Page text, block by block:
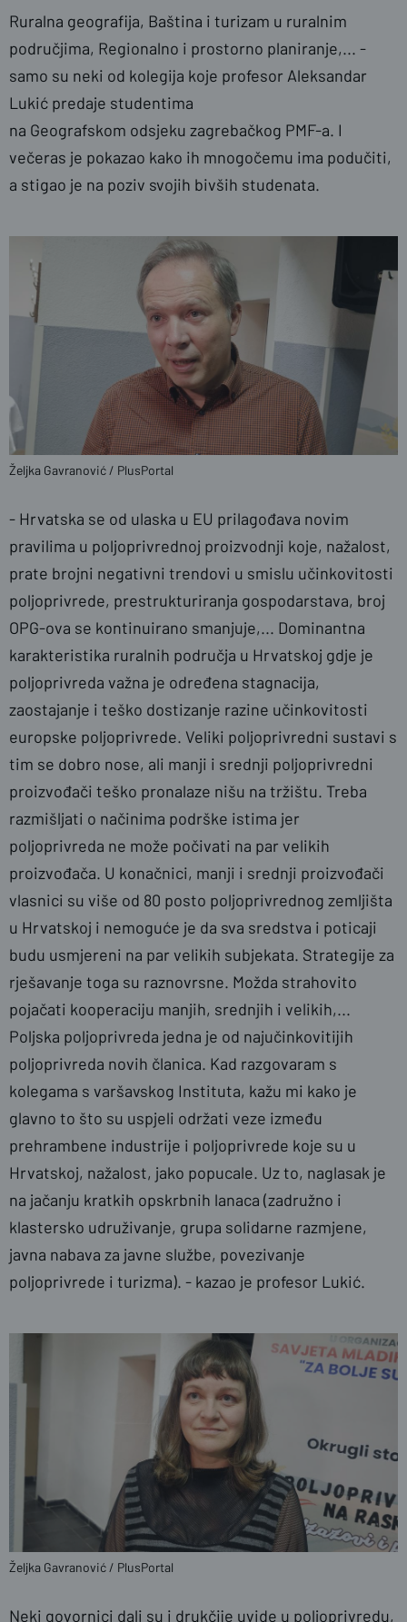
Ruralna geografija, Baština i turizam u ruralnim
područjima, Regionalno i prostorno planiranje,... -
samo su neki od kolegija koje profesor Aleksandar
Lukić predaje studentima
na Geografskom odsjeku zagrebačkog PMF-a. I
večeras je pokazao kako ih mnogočemu ima podučiti,
a stigao je na poziv svojih bivših studenata.
Željka Gavranović / PlusPortal
- Hrvatska se od ulaska u EU prilagođava novim
pravilima u poljoprivrednoj proizvodnji koje, nažalost,
prate brojni negativni trendovi u smislu učinkovitosti
poljoprivrede, prestrukturiranja gospodarstava, broj
OPG-ova se kontinuirano smanjuje,... Dominantna
karakteristika ruralnih područja u Hrvatskoj gdje je
poljoprivreda važna je određena stagnacija,
zaostajanje i teško dostizanje razine učinkovitosti
europske poljoprivrede. Veliki poljoprivredni sustavi s
tim se dobro nose, ali manji i srednji poljoprivredni
proizvođači teško pronalaze nišu na tržištu. Treba
razmišljati o načinima podrške istima jer
poljoprivreda ne može počivati na par velikih
proizvođača. U konačnici, manji i srednji proizvođači
vlasnici su više od 80 posto poljoprivrednog zemljišta
u Hrvatskoj i nemoguće je da sva sredstva i poticaji
budu usmjereni na par velikih subjekata. Strategije za
rješavanje toga su raznovrsne. Možda strahovito
pojačati kooperaciju manjih, srednjih i velikih,...
Poljska poljoprivreda jedna je od najučinkovitijih
poljoprivreda novih članica. Kad razgovaram s
kolegama s varšavskog Instituta, kažu mi kako je
glavno to što su uspjeli održati veze između
prehrambene industrije i poljoprivrede koje su u
Hrvatskoj, nažalost, jako popucale. Uz to, naglasak je
na jačanju kratkih opskrbnih lanaca (zadružno i
klastersko udruživanje, grupa solidarne razmjene,
javna nabava za javne službe, povezivanje
poljoprivrede i turizma). - kazao je profesor Lukić.
Željka Gavranović / PlusPortal
Neki govornici dali su i drukčije uvide u poljoprivredu,